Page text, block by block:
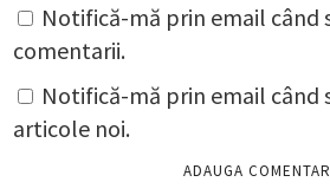
Notifică-mă prin email
comentarii.
Notifică-mă prin email când
articole noi.